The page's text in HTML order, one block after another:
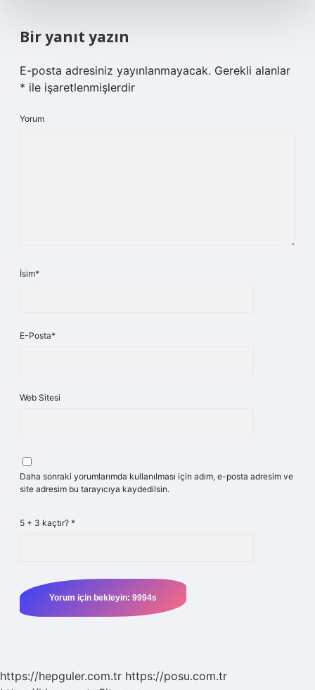
Bir yanıt yazın
E-posta adresiniz yayınlanmayacak. Gerekli alanlar
* ile işaretlenmişlerdir
Yorum
İsim*
E-Posta*
Web Sitesi
Daha sonraki yorumlarımda kullanılması için adım, e-posta adresim ve
site adresim bu tarayıcıya kaydedilsin.
5 + 3 kaçtır? *
https://hepguler.com.tr https://posu.com.tr